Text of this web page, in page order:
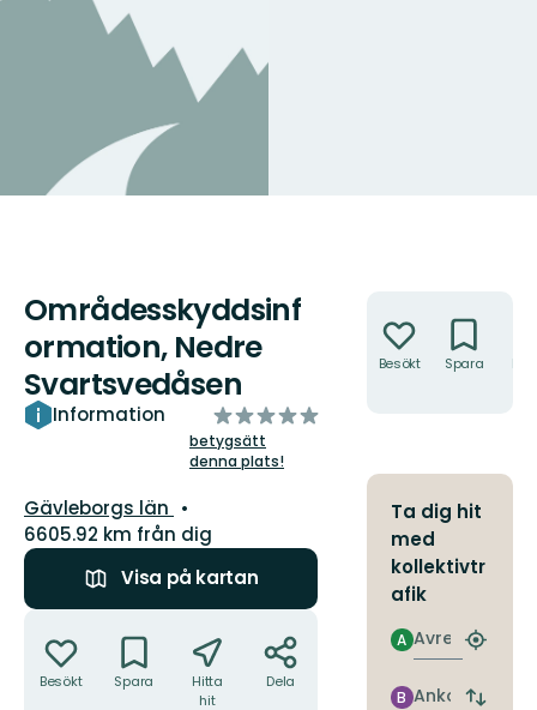
Områdesskyddsinf
ormation, Nedre
Svartsvedåsen
Information
av
5
stjärnor
betygsätt
denna plats!
Län:
Gävleborgs län
6605.92 km från dig
Visa på kartan
Besökt Spara
Hitta
hit
Dela
Besökt Spara
Ta dig hit
med
kollektivtr
afik
Avresa
A
Hitta
Ankomst
B